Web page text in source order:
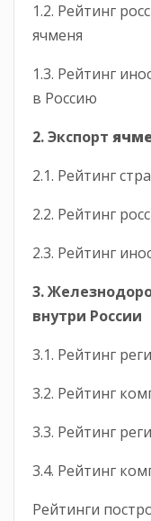
1.2. Рейтинг
ячменя
1.3. Рейтинг
в Россию
2. Экспорт
2.1. Рейтинг
2.2. Рейтинг
2.3. Рейтинг
3.
внутри России
3.1. Рейтинг
3.2. Рейтинг
3.3. Рейтинг
3.4. Рейтинг
Рейтинги